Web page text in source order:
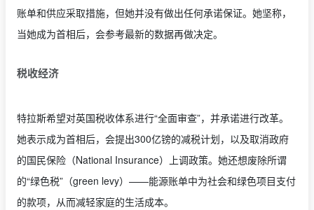
账单和供应采取措施，但她并没有做出任何承诺保证。她坚称，
当她成为首相后，会参考最新的数据再做决定。
税收经济
特拉斯希望对英国税收体系进行“全面审查”，并承诺进行改革。
她表示成为首相后，会提出300亿镑的减税计划，以及取消政府
的国民保险（National Insurance）上调政策。她还想废除所谓
的“绿色税”（green levy）——能源账单中为社会和绿色项目支付
的款项，从而减轻家庭的生活成本。